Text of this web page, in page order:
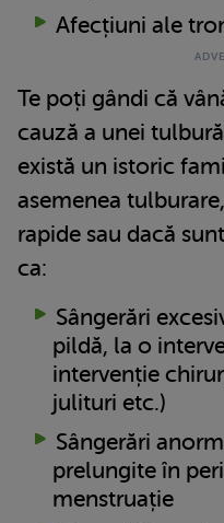
Afecțiuni ale
Te poți gândi că
cauză a unei
există un istoric
asemenea
rapide sau dacă
ca:
Sângerări
pildă, la o
intervenție
julituri etc.)
Sângerări
prelungite în
menstruație